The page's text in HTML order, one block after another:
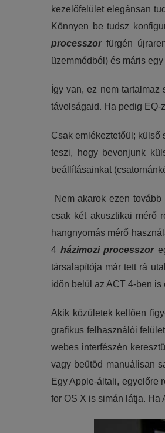
kezelőfelület elegánsan
Könnyen be tudsz
processzorfürgén
üzemmódból) és máris
Így van, ez nem
távolságaid. Ha pedig EQ-
Csak emlékeztetőül; külső
teszi, hogy bevonjunk
beállításainkat
Nem akarok ezen
csak két akusztikai mérő
hangnyomás mérő
4 házimozi processzor
társalapítója már tett rá
időn belül az ACT 4-ben
Akik közületek kellően
grafikus felhasználói
webes interfészén
vagy beütöd manuálisan
Egy Apple-általi, egyelőre
for OS X is simán látja. Ha